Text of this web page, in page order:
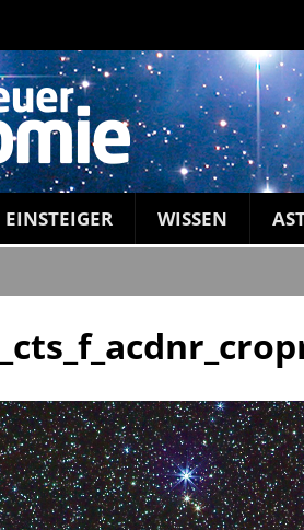
EINSTEIGER WISSEN